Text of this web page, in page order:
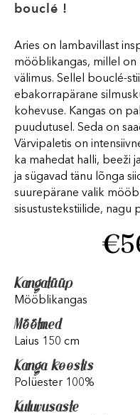
bouclé !
Aries on lambavillast
mööblikangas, millel on
välimus. Sellel bouclé-
ebakorrapärane
kohevuse. Kangas on
puudutusel. Seda on
Värvipaletis on
ka mahedat halli, beeži
ja sügavad tänu lõnga
suurepärane valik
sisustustekstiilide, nagu
€
Kangatüüp
Mööblikangas
Mõõtmed
Laius 150 cm
Kanga koostis
Polüester 100%
Kuluvusaste